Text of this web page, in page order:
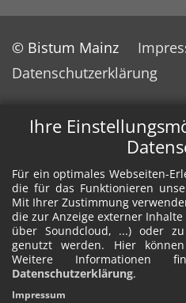
Ihre
Für ein optimales Webseiten-
die für das Funktionieren
Mit Ihrer Zustimmung
die zur Anzeige externer
über Soundcloud, ...) oder zu
genutzt werden. Hier
Weitere
Datenschutzerklärung.
Impressum
© Bistum Mainz
Datenschutzerklärung